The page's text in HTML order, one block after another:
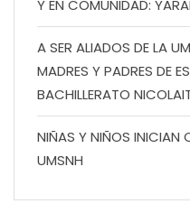
Y EN COMUNIDAD:
A SER ALIADOS DE LA
MADRES Y PADRES DE
BACHILLERATO
NIÑAS Y NIÑOS INICIAN
UMSNH